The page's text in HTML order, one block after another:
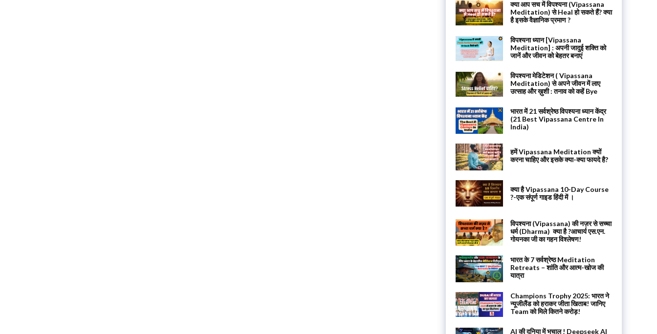
क्या आप सच में विपश्यना (Vipassana
Meditation) से Heal हो सकते हैं? क्या
है इसके वैज्ञानिक प्रमाण ?
विपश्यना ध्यान [Vipassana
Meditation] : अपनी जादुई शक्ति को
जानें और जीवन को बेहतर बनाएं
विपश्यना मेडिटेशन ( Vipassana
Meditation) से अपने जीवन में लाए
उत्साह और ख़ुशी : तनाव को कहें Bye
भारत में 21 सर्वश्रेष्ठ विपश्यना ध्यान केंद्र
(21 Best Vipassana Centre In
India)
हमें Vipassana Meditation क्यों
करना चाहिए और इसके क्या-क्या फायदे है?
क्या है Vipassana 10-Day Course
?-एक संपूर्ण गाइड हिंदी में ।
विपश्यना (Vipassana) की नज़र से सच्चा
धर्म (Dharma) क्या है ?आचार्य एस.एन.
गोयनका जी का गहन विश्लेषण!
भारत के 7 सर्वश्रेष्ठ Meditation
Retreats – शांति और आत्म-खोज की
यात्रा
Champions Trophy 2025: भारत ने
न्यूजीलैंड को हराकर जीता खिताब! जानिए
Team को मिले कितने करोड़!
AI की दुनिया में भूचाल ! Deepseek AI